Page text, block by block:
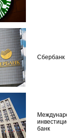
Сбербанк
банк